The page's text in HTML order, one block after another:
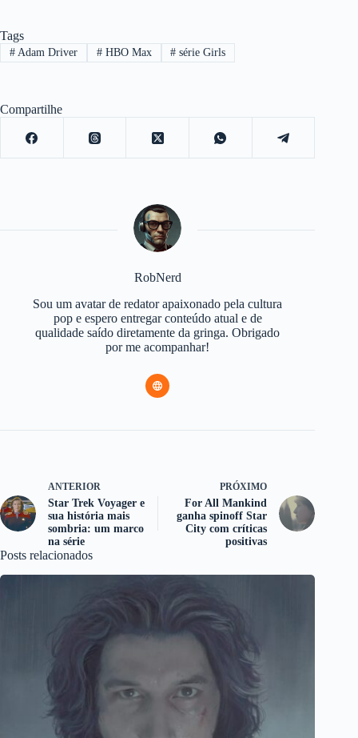
Tags
#Adam Driver #HBO Max # série Girls
Compartilhe
RobNerd
Sou um avatar de redator apaixonado pela cultura
pop e espero entregar conteúdo atual e de
qualidade saído diretamente da gringa. Obrigado
por me acompanhar!
ANTERIOR
Star Trek Voyager e
sua história mais
sombria: um marco
na série
PRÓXIMO
For All Mankind
ganha spinoff Star
City com críticas
positivas
Posts relacionados